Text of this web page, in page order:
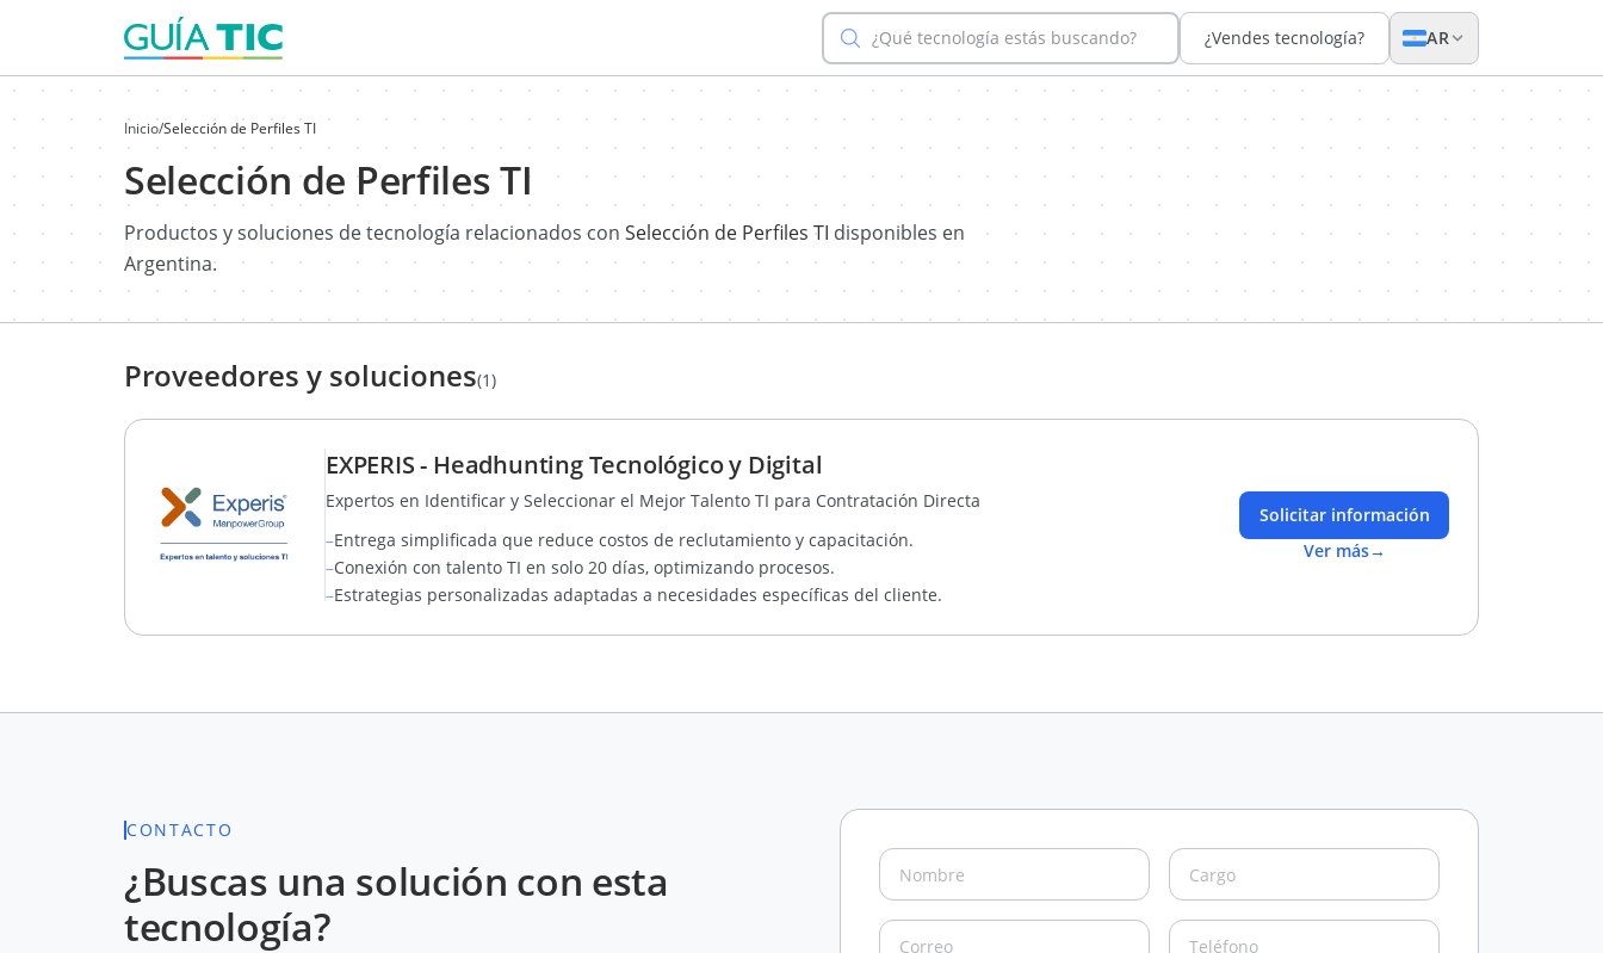
¿Qué tecnología estás buscando? ¿Vendes tecnología? AR
Inicio/Selección de Perfiles TI
Selección de Perfiles TI
Productos y soluciones de tecnología relacionados con Selección de Perfiles TI disponibles en
Argentina.
Proveedores y soluciones(1)
EXPERIS - Headhunting Tecnológico y Digital
Expertos en Identificar y Seleccionar el Mejor Talento TI para Contratación Directa
–Entrega simplificada que reduce costos de reclutamiento y capacitación.
–Conexión con talento TI en solo 20 días, optimizando procesos.
–Estrategias personalizadas adaptadas a necesidades específicas del cliente.
Solicitar información
Ver más→
CONTACTO
¿Buscas una solución con esta
tecnología?